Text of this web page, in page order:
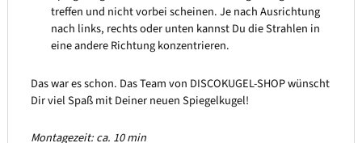
treffen und nicht vorbei scheinen. Je nach Ausrichtung
nach links, rechts oder unten kannst Du die Strahlen in
eine andere Richtung konzentrieren.
Das war es schon. Das Team von DISCOKUGEL-SHOP wünscht
Dir viel Spaß mit Deiner neuen Spiegelkugel!
Montagezeit: ca. 10 min